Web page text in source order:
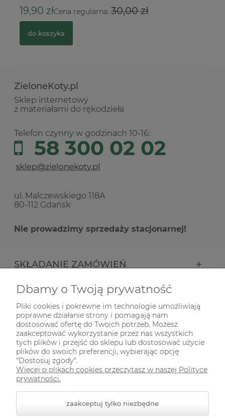
19,90 złCena regularna: 30,00 zł
do koszyka
ZieloneKoty.pl
Sklep internetowy
z materiałami do rękodzieła
Telefon czynny w godzinach 10-16:
58 300 02 02
ul. Malczewskiego 118A
80-112 Gdańsk
Nie prowadzimy sprzedaży stacjonarnej!
SKŁADANIE ZAMÓWIEŃ
INFORMACJE
ODWIEDŹ NAS NA
Dbamy o Twoją prywatność
Pliki cookies i pokrewne im technologie umożliwiają
poprawne działanie strony i pomagają nam
dostosować ofertę do Twoich potrzeb. Możesz
zaakceptować wykorzystanie przez nas wszystkich
tych plików i przejść do sklepu lub dostosować użycie
plików do swoich preferencji, wybierając opcję
"Dostosuj zgody".
Więcej o plikach cookies przeczytasz w naszej Polityce
prywatności.
zaakceptuj tylko niezbędne